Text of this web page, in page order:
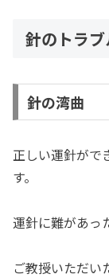
針のトラ
針の湾曲
正しい運針がで
す。
運針に難があっ
ご教授いただ